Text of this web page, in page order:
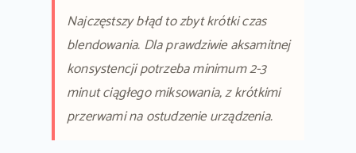
Najczęstszy błąd to zbyt krótki czas
blendowania. Dla prawdziwie aksamitnej
konsystencji potrzeba minimum 2-3
minut ciągłego miksowania, z krótkimi
przerwami na ostudzenie urządzenia.